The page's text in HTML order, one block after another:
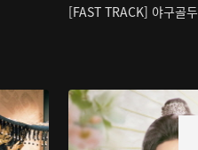
[FAST TRACK] 야구골두